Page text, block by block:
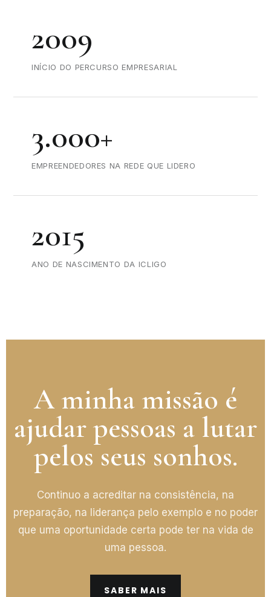
2009
INÍCIO DO PERCURSO EMPRESARIAL
3.000+
EMPREENDEDORES NA REDE QUE LIDERO
2015
ANO DE NASCIMENTO DA ICLIGO
A minha missão é
ajudar pessoas a lutar
pelos seus sonhos.
Continuo a acreditar na consistência, na
preparação, na liderança pelo exemplo e no poder
que uma oportunidade certa pode ter na vida de
uma pessoa.
SABER MAIS